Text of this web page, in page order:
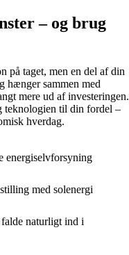
– og brug
på taget, men en del af din
hænger sammen med
mere ud af investeringen.
teknologien til din fordel –
hverdag.
energiselvforsyning
med solenergi
naturligt ind i